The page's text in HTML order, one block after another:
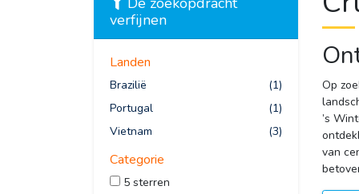
verfijnen
Landen
Brazilië
(1)
Portugal
(1)
Vietnam
(3)
Categorie
5 sterren
Op
’s
van